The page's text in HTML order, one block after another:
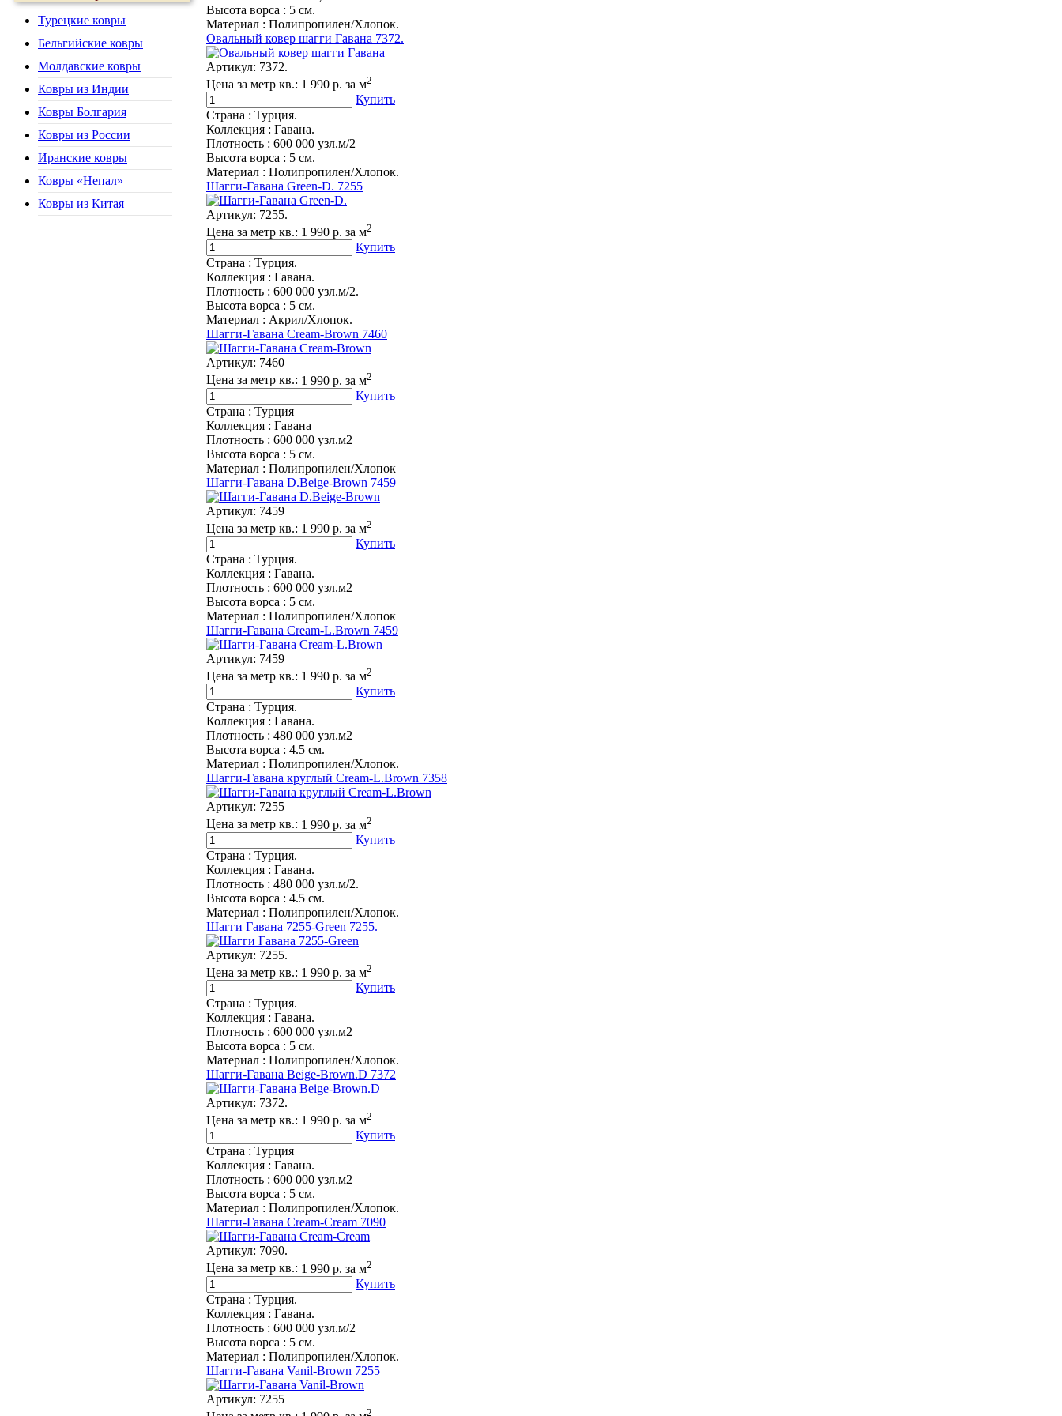
Турецкие ковры
Бельгийские ковры
Молдавские ковры
Ковры из Индии
Ковры Болгария
Ковры из России
Иранские ковры
Ковры «Непал»
Ковры из Китая
Высота ворса : 5 см.
Материал : Полипропилен/Хлопок.
Овальный ковер шагги Гавана 7372.
Артикул: 7372.
Цена за метр кв.: 1 990 р. за м2
Купить
Страна : Турция.
Коллекция : Гавана.
Плотность : 600 000 узл.м/2
Высота ворса : 5 см.
Материал : Полипропилен/Хлопок.
Шагги-Гавана Green-D. 7255
Артикул: 7255.
Цена за метр кв.: 1 990 р. за м2
Купить
Страна : Турция.
Коллекция : Гавана.
Плотность : 600 000 узл.м/2.
Высота ворса : 5 см.
Материал : Акрил/Хлопок.
Шагги-Гавана Cream-Brown 7460
Артикул: 7460
Цена за метр кв.: 1 990 р. за м2
Купить
Страна : Турция
Коллекция : Гавана
Плотность : 600 000 узл.м2
Высота ворса : 5 см.
Материал : Полипропилен/Хлопок
Шагги-Гавана D.Beige-Brown 7459
Артикул: 7459
Цена за метр кв.: 1 990 р. за м2
Купить
Страна : Турция.
Коллекция : Гавана.
Плотность : 600 000 узл.м2
Высота ворса : 5 см.
Материал : Полипропилен/Хлопок
Шагги-Гавана Cream-L.Brown 7459
Артикул: 7459
Цена за метр кв.: 1 990 р. за м2
Купить
Страна : Турция.
Коллекция : Гавана.
Плотность : 480 000 узл.м2
Высота ворса : 4.5 см.
Материал : Полипропилен/Хлопок.
Шагги-Гавана круглый Cream-L.Brown 7358
Артикул: 7255
Цена за метр кв.: 1 990 р. за м2
Купить
Страна : Турция.
Коллекция : Гавана.
Плотность : 480 000 узл.м/2.
Высота ворса : 4.5 см.
Материал : Полипропилен/Хлопок.
Шагги Гавана 7255-Green 7255.
Артикул: 7255.
Цена за метр кв.: 1 990 р. за м2
Купить
Страна : Турция.
Коллекция : Гавана.
Плотность : 600 000 узл.м2
Высота ворса : 5 см.
Материал : Полипропилен/Хлопок.
Шагги-Гавана Beige-Brown.D 7372
Артикул: 7372.
Цена за метр кв.: 1 990 р. за м2
Купить
Страна : Турция
Коллекция : Гавана.
Плотность : 600 000 узл.м2
Высота ворса : 5 см.
Материал : Полипропилен/Хлопок.
Шагги-Гавана Cream-Cream 7090
Артикул: 7090.
Цена за метр кв.: 1 990 р. за м2
Купить
Страна : Турция.
Коллекция : Гавана.
Плотность : 600 000 узл.м/2
Высота ворса : 5 см.
Материал : Полипропилен/Хлопок.
Шагги-Гавана Vanil-Brown 7255
Артикул: 7255
2